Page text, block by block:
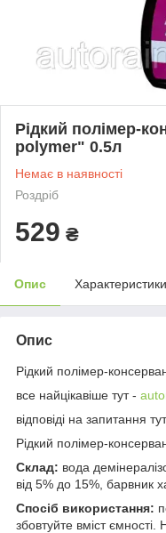
Рідкий полімер-
polymer" 0.5л
Немає в наявності
Роздріб
529 ₴
Опис Характеристики
Опис
Рідкий полімер-
все найцікавіше тут -
відповіді на запитання
Рідкий полімер-
Склад: вода
від 5% до 15%, барвник
Спосіб використання:
збовтуйте вміст ємності.